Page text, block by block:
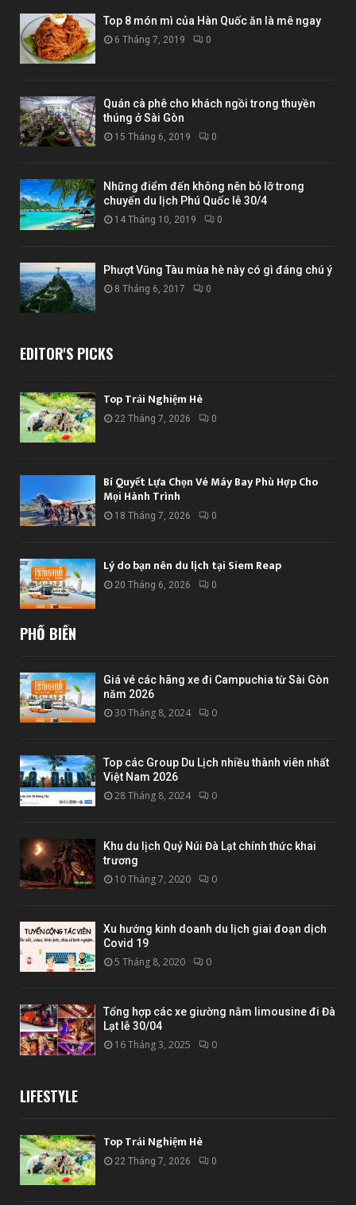
Top 8 món mì của Hàn Quốc ăn là mê ngay
6 Tháng 7, 2019 0
Quán cà phê cho khách ngồi trong thuyền
thúng ở Sài Gòn
15 Tháng 6, 2019 0
Những điểm đến không nên bỏ lỡ trong
chuyến du lịch Phú Quốc lễ 30/4
14 Tháng 10, 2019 0
Phượt Vũng Tàu mùa hè này có gì đáng chú ý
8 Tháng 6, 2017 0
EDITOR'S PICKS
Top Trải Nghiệm Hè
22 Tháng 7, 2026 0
Bí Quyết Lựa Chọn Vé Máy Bay Phù Hợp Cho
Mọi Hành Trình
18 Tháng 7, 2026 0
Lý do bạn nên du lịch tại Siem Reap
20 Tháng 6, 2026 0
PHỔ BIẾN
Giá vé các hãng xe đi Campuchia từ Sài Gòn
năm 2026
30 Tháng 8, 2024 0
Top các Group Du Lịch nhiều thành viên nhất
Việt Nam 2026
28 Tháng 8, 2024 0
Khu du lịch Quỷ Núi Đà Lạt chính thức khai
trương
10 Tháng 7, 2020 0
Xu hướng kinh doanh du lịch giai đoạn dịch
Covid 19
5 Tháng 8, 2020 0
Tổng hợp các xe giường nằm limousine đi Đà
Lạt lễ 30/04
16 Tháng 3, 2025 0
LIFESTYLE
Top Trải Nghiệm Hè
22 Tháng 7, 2026 0